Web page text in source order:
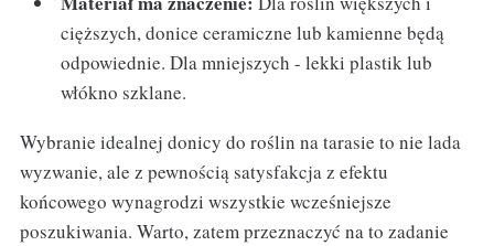
cięższych, donice ceramiczne lub kamienne będą
odpowiednie. Dla mniejszych - lekki plastik lub
włókno szklane.
Wybranie idealnej donicy do roślin na tarasie to nie lada
wyzwanie, ale z pewnością satysfakcja z efektu
końcowego wynagrodzi wszystkie wcześniejsze
poszukiwania. Warto, zatem przeznaczyć na to zadanie